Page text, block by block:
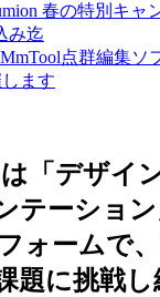
春の特別キャ
み迄
点群編集ソ
ます
「デザイ
テーショ
ォームで
題に挑戦し